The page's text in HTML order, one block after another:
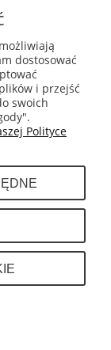
(muay
King,
Sports
dostosować
i przejść
swoich
Polityce